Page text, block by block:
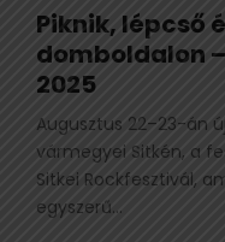
Piknik, lépcső
domboldalon
2025
Augusztus 22–23-án
vármegyei Sitkén, a
Sitkei Rockfesztivál,
egyszerű...